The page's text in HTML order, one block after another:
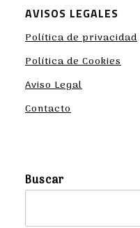
AVISOS LEGALES
Política de privacidad
Política de Cookies
Aviso Legal
Contacto
Buscar